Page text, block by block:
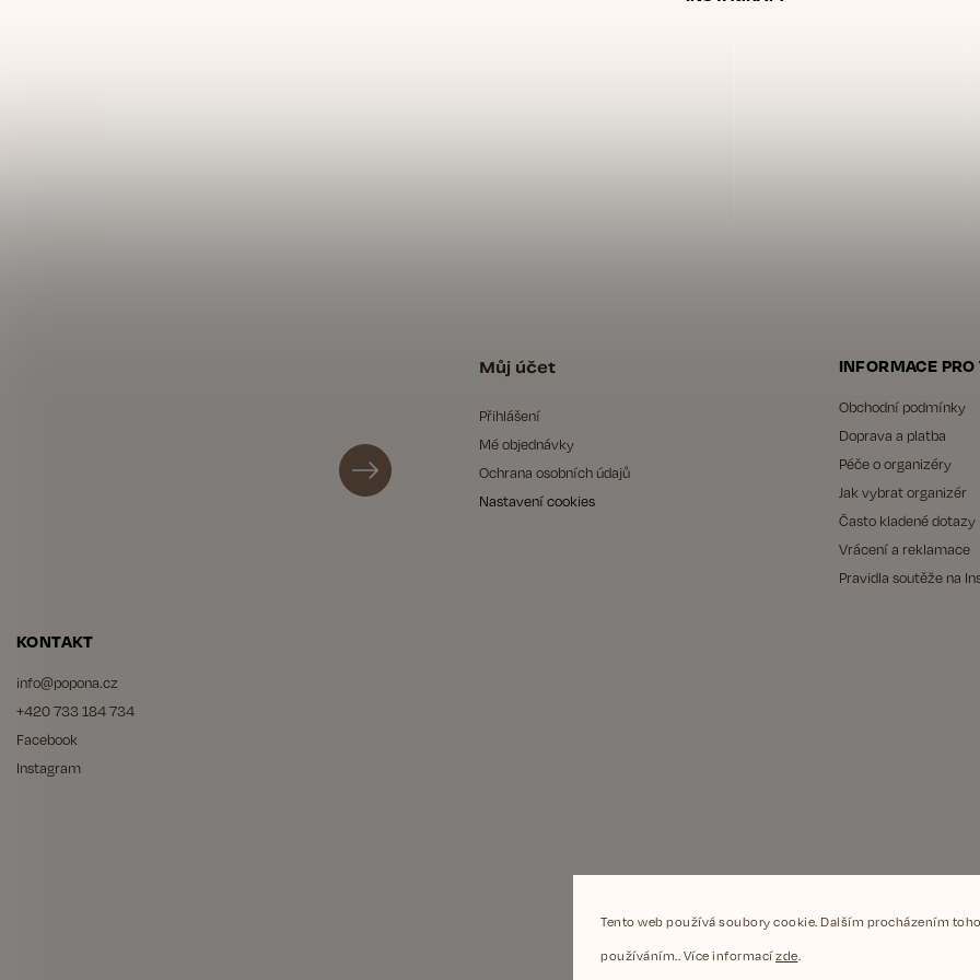
Tento web používá soubory cookie. Dalším procházením
používáním.. Více informacízde.
Můj účet
Přihlášení
Mé objednávky
Ochrana osobních údajů
Nastavení cookies
INFORMACE
Obchodní podmínky
Doprava a platba
Péče o organizéry
Jak vybrat organizér
Často kladené dotazy
Vrácení a reklamace
Pravidla soutěže na
KONTAKT
info@popona.cz
+420 733 184 734
Facebook
Instagram